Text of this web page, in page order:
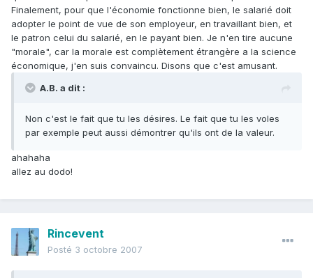
Finalement, pour que l'économie fonctionne bien, le salarié doit
adopter le point de vue de son employeur, en travaillant bien, et
le patron celui du salarié, en le payant bien. Je n'en tire aucune
"morale", car la morale est complètement étrangère a la science
économique, j'en suis convaincu. Disons que c'est amusant.
A.B. a dit :
Non c'est le fait que tu les désires. Le fait que tu les voles
par exemple peut aussi démontrer qu'ils ont de la valeur.
ahahaha
allez au dodo!
Rincevent
Posté 3 octobre 2007